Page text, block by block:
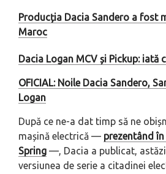
Producția Dacia Sandero a fost
Maroc
Dacia Logan MCV și Pickup: iată
OFICIAL: Noile Dacia Sandero,
Logan
După ce ne-a dat timp să ne
mașină electrică — prezentând
Spring —, Dacia a publicat,
versiunea de serie a citadinei